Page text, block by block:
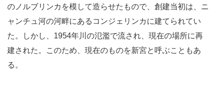
のノルブリンカを模して造らせたもので、創建当初は、ニ
ャンチュ河の河畔にあるコンジェリンカに建てられてい
た。しかし、1954年川の氾濫で流され、現在の場所に再
建された。このため、現在のものを新宮と呼ぶこともあ
る。